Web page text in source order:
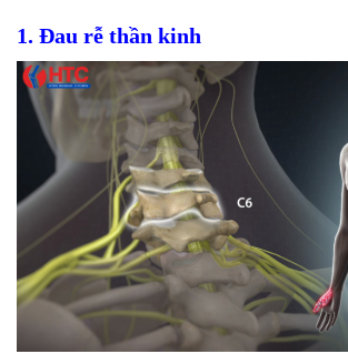
1. Đau rễ thần kinh